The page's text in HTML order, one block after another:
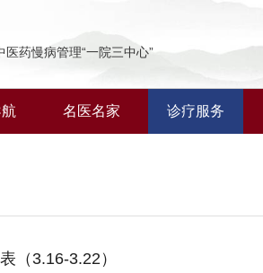
医药慢病管理“一院三中心”
名医名家 诊疗服务
（3.16-3.22）